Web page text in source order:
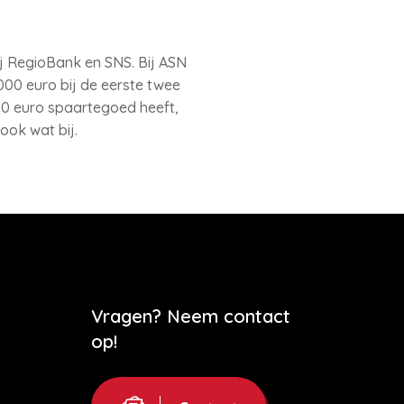
en SNS. Bij ASN
euro bij de eerste twee
euro spaartegoed heeft,
wat bij.
Vragen? Neem contact
op!